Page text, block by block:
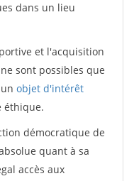
dans un lieu
et l'acquisition
sont possibles que
objet d'intérêt
éthique.
démocratique de
quant à sa
accès aux